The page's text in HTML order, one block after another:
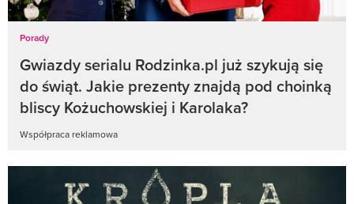
Porady
Gwiazdy serialu Rodzinka.pl już szykują się
do świąt. Jakie prezenty znajdą pod choinką
bliscy Kożuchowskiej i Karolaka?
Współpraca reklamowa